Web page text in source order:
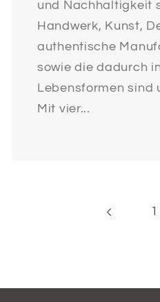
und Nachhaltigkeit
Handwerk, Kunst,
authentische
sowie die dadurch
Lebensformen sind
Mit vier...
1